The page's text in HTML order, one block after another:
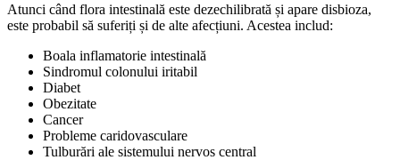
Atunci când flora intestinală este dezechilibrată și apare disbioza,
este probabil să suferiți și de alte afecțiuni. Acestea includ:
Boala inflamatorie intestinală
Sindromul colonului iritabil
Diabet
Obezitate
Cancer
Probleme caridovasculare
Tulburări ale sistemului nervos central